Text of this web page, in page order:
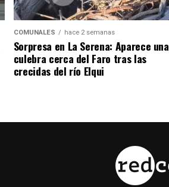
COMUNALES hace 2 semanas
Sorpresa en La Serena: Aparece una
culebra cerca del Faro tras las
crecidas del río Elqui